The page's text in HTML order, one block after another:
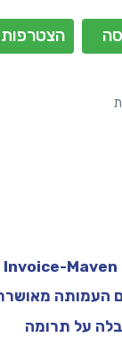
הצטרפות
העמותה
על תרומה